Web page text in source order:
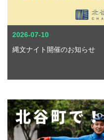
2026-07-10
縄文ナイト開催のお知らせ